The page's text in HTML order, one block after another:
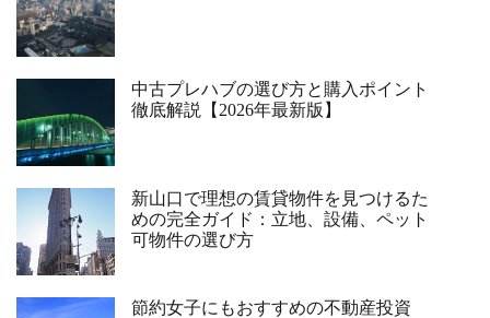
中古プレハブの選び方と購入ポイント
徹底解説【2026年最新版】
新山口で理想の賃貸物件を見つけるた
めの完全ガイド：立地、設備、ペット
可物件の選び方
節約女子にもおすすめの不動産投資